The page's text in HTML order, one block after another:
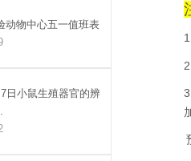
动物中心五一值班表
日小鼠生殖器官的辨
1
2
3